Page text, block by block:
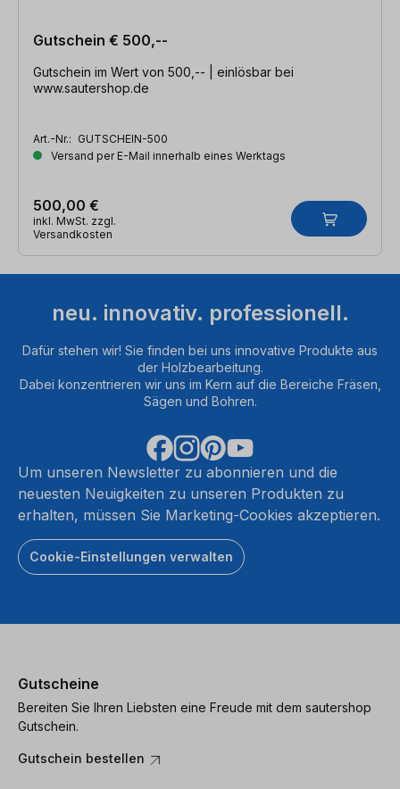
Gutschein € 500,--
Gutschein im Wert von 500,-- | einlösbar bei
www.sautershop.de
Art.-Nr.: GUTSCHEIN-500
Versand per E-Mail innerhalb eines Werktags
500,00 €
inkl. MwSt. zzgl.
Versandkosten
neu. innovativ. professionell.
Dafür stehen wir! Sie finden bei uns innovative Produkte aus
der Holzbearbeitung.
Dabei konzentrieren wir uns im Kern auf die Bereiche Fräsen,
Sägen und Bohren.
Um unseren Newsletter zu abonnieren und die
neuesten Neuigkeiten zu unseren Produkten zu
erhalten, müssen Sie Marketing-Cookies akzeptieren.
Cookie-Einstellungen verwalten
Gutscheine
Bereiten Sie Ihren Liebsten eine Freude mit dem sautershop
Gutschein.
Gutschein bestellen